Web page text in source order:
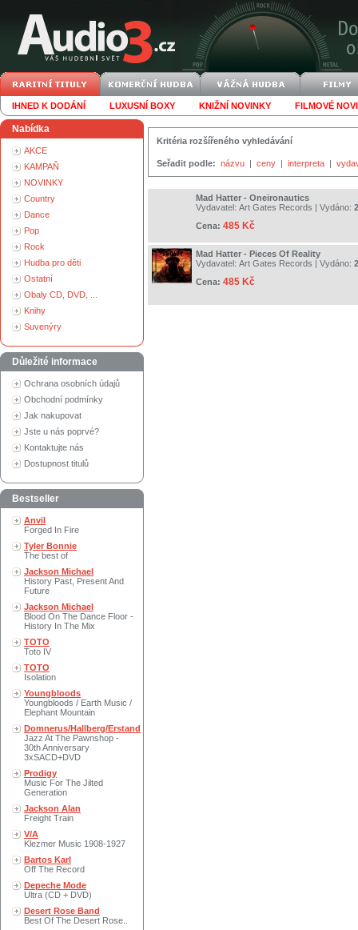
IHNED K DODÁNÍ LUXUSNÍ BOXY KNIŽNÍ NOVINKY FILMOVÉ
Nabídka
AKCE
KAMPAŇ
NOVINKY
Country
Dance
Pop
Rock
Hudba pro děti
Ostatní
Obaly CD, DVD, ...
Knihy
Suvenýry
Důležité informace
Ochrana osobních údajů
Obchodní podmínky
Jak nakupovat
Jste u nás poprvé?
Kontaktujte nás
Dostupnost titulů
Bestseller
Anvil
Forged In Fire
Tyler Bonnie
The best of
Jackson Michael
History Past, Present And
Future
Jackson Michael
Blood On The Dance Floor -
History In The Mix
TOTO
Toto IV
TOTO
Isolation
Youngbloods
Youngbloods / Earth Music /
Elephant Mountain
Domnerus/Hallberg/Erstand
Jazz At The Pawnshop -
30th Anniversary
3xSACD+DVD
Prodigy
Music For The Jilted
Generation
Jackson Alan
Freight Train
V/A
Klezmer Music 1908-1927
Bartos Karl
Off The Record
Depeche Mode
Ultra (CD + DVD)
Desert Rose Band
Best Of The Desert Rose..
Kritéria rozšířeného vyhledávání
Seřadit podle: názvu | ceny | interpreta |
Mad Hatter - Oneironautics
Vydavatel: Art Gates Records | Vydáno:
Cena: 485 Kč
Mad Hatter - Pieces Of Reality
Vydavatel: Art Gates Records | Vydáno:
Cena: 485 Kč